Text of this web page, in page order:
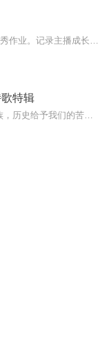
特辑